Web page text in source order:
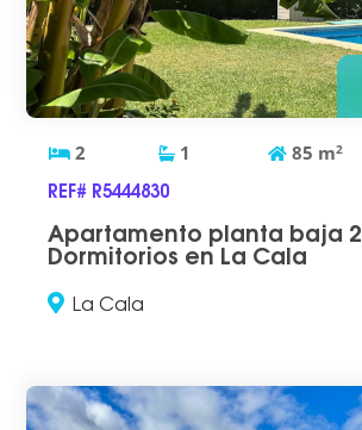
2 1 85 m2
REF# R5444830
Apartamento planta baja 2
Dormitorios en La Cala
La Cala